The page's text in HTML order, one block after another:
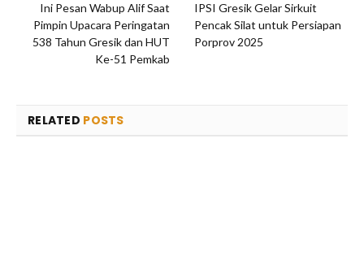
Ini Pesan Wabup Alif Saat
Pimpin Upacara Peringatan
538 Tahun Gresik dan HUT
Ke-51 Pemkab
IPSI Gresik Gelar Sirkuit
Pencak Silat untuk Persiapan
Porprov 2025
RELATED POSTS